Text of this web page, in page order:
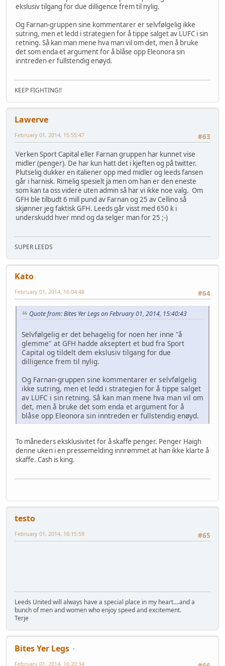
ekslusiv tilgang for due dilligence frem til nylig.
Og Farnan-gruppen sine kommentarer er selvfølgelig ikke
sutring, men et ledd i strategien for å tippe salget av LUFC i sin
retning. Så kan man mene hva man vil om det, men å bruke
det som enda et argument for å blåse opp Eleonora sin
inntreden er fullstendig enøyd.
KEEP FIGHTING!!
Lawerve
#63
February 01, 2014, 15:55:47
Verken Sport Capital eller Farnan gruppen har kunnet vise
midler (penger). De har kun hatt det i kjeften og på twitter.
Plutselig dukker en italiener opp med midler og leeds fansen
går i harnisk. Rimelig spesielt ja men om han er den eneste
som kan ta oss videre uten admin så har vi ikke noe valg. Om
GFH ble tilbudt 6 mill pund av Farnan og 25 av Cellino så
skjønner jeg faktisk GFH. Leeds går visst med 650 k i
underskudd hver mnd og da selger man for 25 ;-)
SUPER LEEDS
Kato
#64
February 01, 2014, 16:04:48
Quote from: Bites Yer Legs on February 01, 2014, 15:40:43
Selvfølgelig er det behagelig for noen her inne "å
glemme" at GFH hadde akseptert et bud fra Sport
Capital og tildelt dem ekslusiv tilgang for due
dilligence frem til nylig.
Og Farnan-gruppen sine kommentarer er selvfølgelig
ikke sutring, men et ledd i strategien for å tippe salget
av LUFC i sin retning. Så kan man mene hva man vil om
det, men å bruke det som enda et argument for å
blåse opp Eleonora sin inntreden er fullstendig enøyd.
To måneders eksklusivitet for å skaffe penger. Penger Haigh
denne uken i en pressemelding innrømmet at han ikke klarte å
skaffe. Cash is king.
testo
#65
February 01, 2014, 16:15:59
Leeds United will always have a special place in my heart....and a
bunch of men and women who enjoy speed and excitement.
Terje
Bites Yer Legs
February 01, 2014, 16:20:34